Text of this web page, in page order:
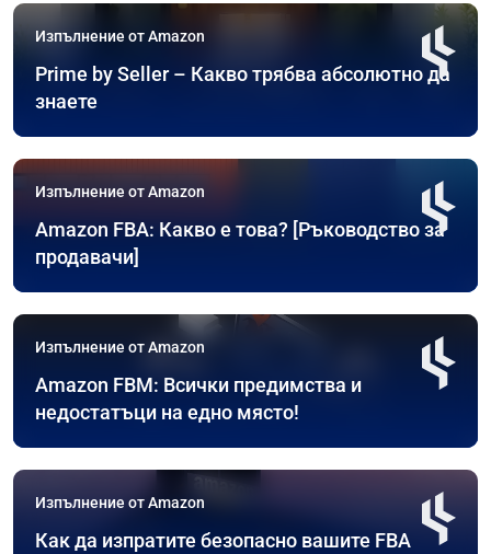
Изпълнение от Amazon
Prime by Seller – Какво трябва абсолютно да
знаете
Изпълнение от Amazon
Amazon FBA: Какво е това? [Ръководство за
продавачи]
Изпълнение от Amazon
Amazon FBM: Всички предимства и
недостатъци на едно място!
Изпълнение от Amazon
Как да изпратите безопасно вашите FBA